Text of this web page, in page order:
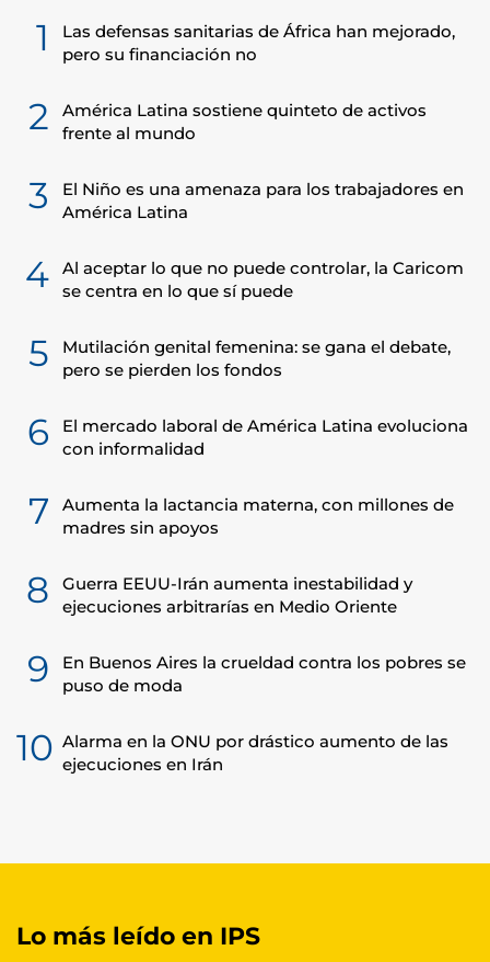
1
Las defensas sanitarias de África han mejorado,
pero su financiación no
2
América Latina sostiene quinteto de activos
frente al mundo
3
El Niño es una amenaza para los trabajadores en
América Latina
4
Al aceptar lo que no puede controlar, la Caricom
se centra en lo que sí puede
5
Mutilación genital femenina: se gana el debate,
pero se pierden los fondos
6
El mercado laboral de América Latina evoluciona
con informalidad
7
Aumenta la lactancia materna, con millones de
madres sin apoyos
8
Guerra EEUU-Irán aumenta inestabilidad y
ejecuciones arbitrarías en Medio Oriente
9
En Buenos Aires la crueldad contra los pobres se
puso de moda
10 Alarma en la ONU por drástico aumento de las
ejecuciones en Irán
Lo más leído en IPS